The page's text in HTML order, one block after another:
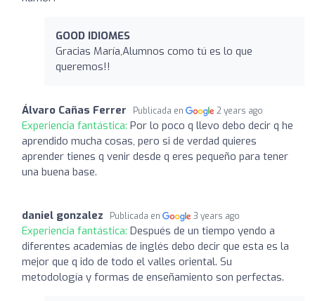
GOOD IDIOMES
Gracias María,Alumnos como tú es lo que
queremos!!
Álvaro Cañas Ferrer Publicada en 2 years ago
Experiencia fantástica: Por lo poco q llevo debo decir q he
aprendido mucha cosas, pero si de verdad quieres
aprender tienes q venir desde q eres pequeño para tener
una buena base.
daniel gonzalez Publicada en 3 years ago
Experiencia fantástica: Después de un tiempo yendo a
diferentes academias de inglés debo decir que esta es la
mejor que q ido de todo el valles oriental. Su
metodología y formas de enseñamiento son perfectas.